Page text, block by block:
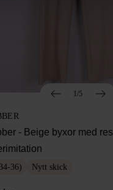
1/5
- Beige byxor med
36) Nytt skick